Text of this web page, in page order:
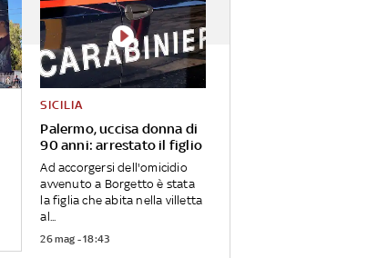
Palermo, uccisa donna di
90 anni: arrestato il figlio
SICILIA
Ad accorgersi dell'omicidio
avvenuto a Borgetto è stata
la figlia che abita nella villetta
al...
26 mag - 18:43